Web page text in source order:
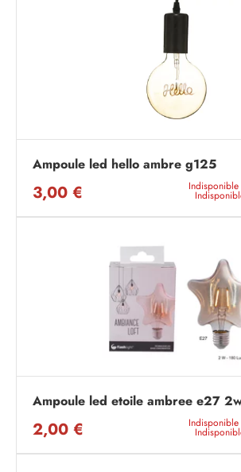
Ampoule led hello ambre g125
3,00 € Indisponible
Ampoule led etoile ambree e27
2,00 € Indisponible